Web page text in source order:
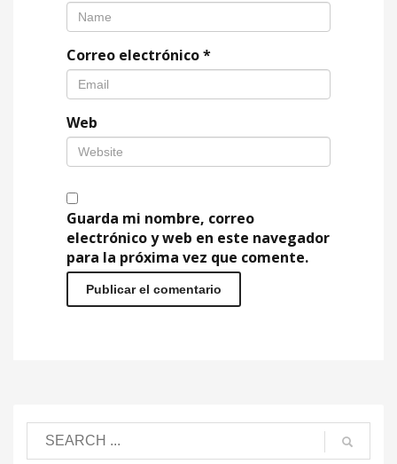
Correo electrónico*
Web
Guarda mi nombre, correo
electrónico y web en este navegador
para la próxima vez que comente.